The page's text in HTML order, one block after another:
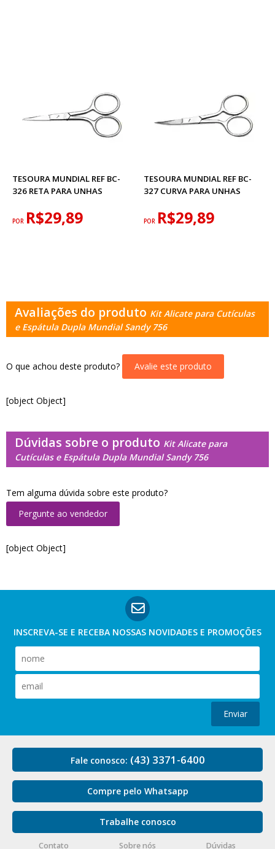
TESOURA MUNDIAL REF BC-
326 RETA PARA UNHAS
POR R$29,89
TESOURA MUNDIAL REF BC-
327 CURVA PARA UNHAS
POR R$29,89
Avaliações do produto Kit Alicate para Cutículas
e Espátula Dupla Mundial Sandy 756
O que achou deste produto? Avalie este produto
[object Object]
Dúvidas sobre o produto Kit Alicate para
Cutículas e Espátula Dupla Mundial Sandy 756
Tem alguma dúvida sobre este produto?
Pergunte ao vendedor
[object Object]
INSCREVA-SE E RECEBA NOSSAS NOVIDADES E PROMOÇÕES
Enviar
Fale conosco: (43) 3371-6400
Compre pelo Whatsapp
Trabalhe conosco
Contato Sobre nós Dúvidas